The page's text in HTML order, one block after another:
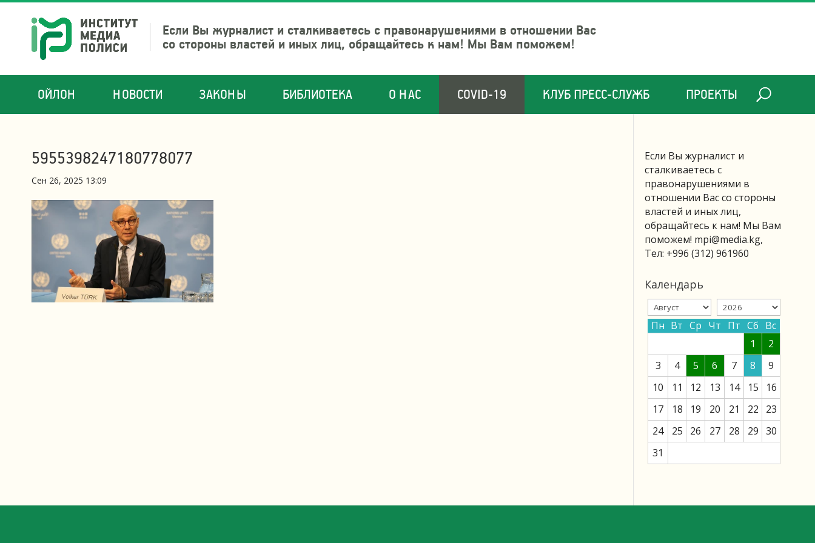
Если Вы журналист и сталкиваетесь с правонарушениями в отношении Вас
со стороны властей и иных лиц, обращайтесь к нам! Мы Вам поможем!
ОЙЛОН НОВОСТИ ЗАКОНЫ БИБЛИОТЕКА О НАС COVID-19 КЛУБ ПРЕСС-СЛУЖБ ПРОЕКТЫ
5955398247180778077
Сен 26, 2025 13:09
Если Вы журналист и
сталкиваетесь с
правонарушениями в
отношении Вас со стороны
властей и иных лиц,
обращайтесь к нам! Мы Вам
поможем! mpi@media.kg,
Тел: +996 (312) 961960
Календарь
Пн Вт Ср Чт Пт Сб Вс
1
2
3
4 5 6 7 8
9
10
11 12 13 14 15
16
17
18 19 20 21 22
23
24
25 26 27 28 29 30
31